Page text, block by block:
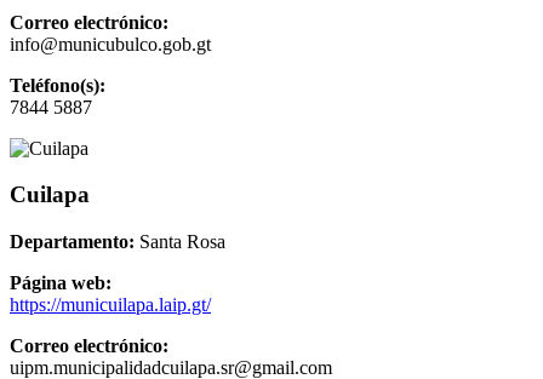
Correo electrónico:
info@municubulco.gob.gt
Teléfono(s):
7844 5887
Cuilapa
Departamento: Santa Rosa
Página web:
https://municuilapa.laip.gt/
Correo electrónico:
uipm.municipalidadcuilapa.sr@gmail.com